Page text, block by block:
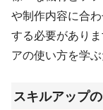
や制作内容に合
する必要があり
アの使い方を学
スキルアップ